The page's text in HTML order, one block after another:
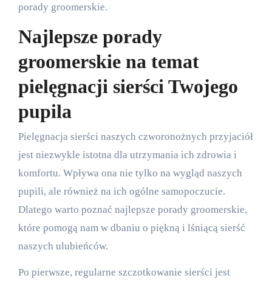
porady groomerskie.
Najlepsze porady
groomerskie na temat
pielęgnacji sierści Twojego
pupila
Pielęgnacja sierści naszych czworonożnych przyjaciół
jest niezwykle istotna dla utrzymania ich zdrowia i
komfortu. Wpływa ona nie tylko na wygląd naszych
pupili, ale również na ich ogólne samopoczucie.
Dlatego warto poznać najlepsze porady groomerskie,
które pomogą nam w dbaniu o piękną i lśniącą sierść
naszych ulubieńców.
Po pierwsze, regularne szczotkowanie sierści jest